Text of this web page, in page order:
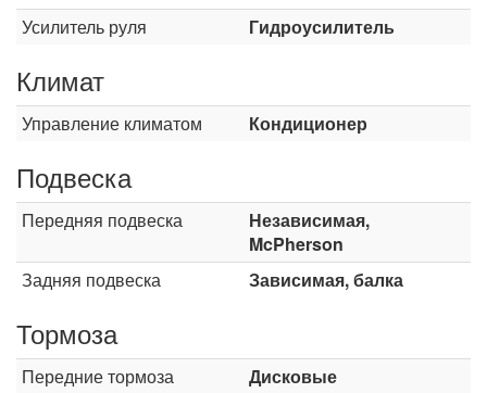
Усилитель руля Гидроусилитель
Климат
Управление климатом Кондиционер
Подвеска
Передняя подвеска
Независимая,
McPherson
Задняя подвеска
Зависимая, балка
Тормоза
Передние тормоза Дисковые